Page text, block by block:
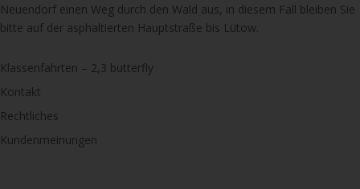
Neuendorf einen Weg durch den Wald aus, in diesem Fall bleiben Sie
bitte auf der asphaltierten Hauptstraße bis Lütow.
Klassenfahrten – 2,3 butterfly
Kontakt
Rechtliches
Kundenmeinungen